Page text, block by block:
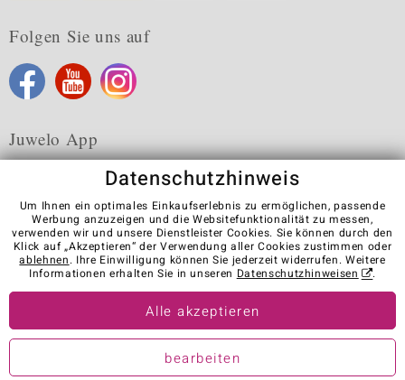
Folgen Sie uns auf
Juwelo App
Karriere AGB Datenschutz Cookies
Impressum
Kontakt
Vertrag widerrufen
Visit our stores in other countries:
© Juwelo Deutschland GmbH (ein Tochterunternehmen der elumeo
SE)
Datenschutzhinweis
Um Ihnen ein optimales Einkaufserlebnis zu ermöglichen, passende
Werbung anzuzeigen und die Websitefunktionalität zu messen,
verwenden wir und unsere Dienstleister Cookies. Sie können durch den
Klick auf „Akzeptieren“ der Verwendung aller Cookies zustimmen oder
ablehnen. Ihre Einwilligung können Sie jederzeit widerrufen. Weitere
Informationen erhalten Sie in unseren Datenschutzhinweisen .
Alle akzeptieren
bearbeiten